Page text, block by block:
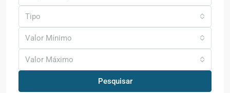
Tipo
Valor Mínimo
Valor Máximo
Pesquisar